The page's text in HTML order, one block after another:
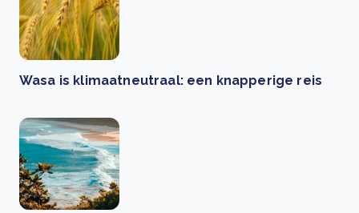
Wasa is klimaatneutraal: een knapperige reis